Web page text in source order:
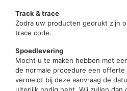
Track & trace
Zodra uw producten gedrukt zijn
trace code.
Spoedlevering
Mocht u te maken hebben met
de normale procedure een offerte
vermeldt bij deze aanvraag de